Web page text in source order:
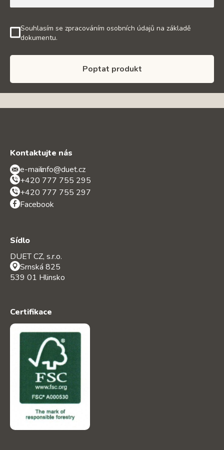
Souhlasím se zpracováním osobních údajů na základě
dokumentu.
Poptat produkt
Kontaktujte nás
e-mail:info@duet.cz
+420 777 755 295
+420 777 755 297
Facebook
Sídlo
DUET CZ, s.r.o.
Srnská 825
539 01 Hlinsko
Certifikace